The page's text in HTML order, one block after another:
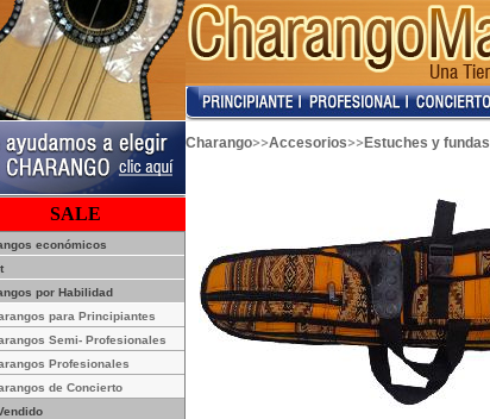
SALE
económicos
por Habilidad
para Principiantes
Semi- Profesionales
Profesionales
de Concierto
Charango>>Accesorios>> Estuches y fundas